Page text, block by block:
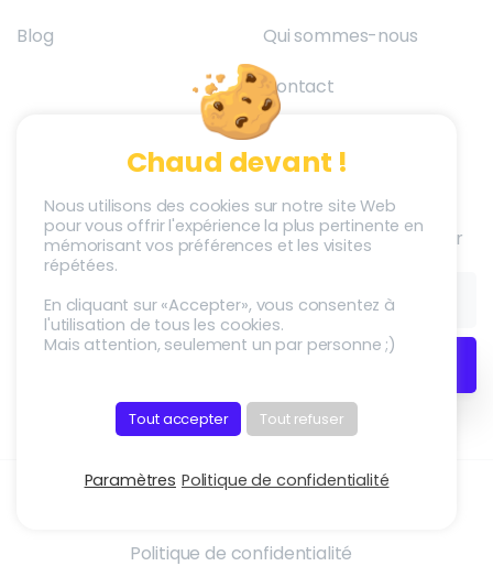
Blog
Qui sommes-nous
Contact
Société
Adstriver
Carrières
Nous recrutons !
Newsletter
S’inscrire à la Newletter
Politique de confidentialité
Chaud devant !
Nous utilisons des cookies sur notre site Web
pour vous offrir l'expérience la plus pertinente en
mémorisant vos préférences et les visites
répétées.
En cliquant sur «Accepter», vous consentez à
l'utilisation de tous les cookies.
Mais attention, seulement un par personne ;)
Tout accepter Tout refuser
Paramètres Politique de confidentialité